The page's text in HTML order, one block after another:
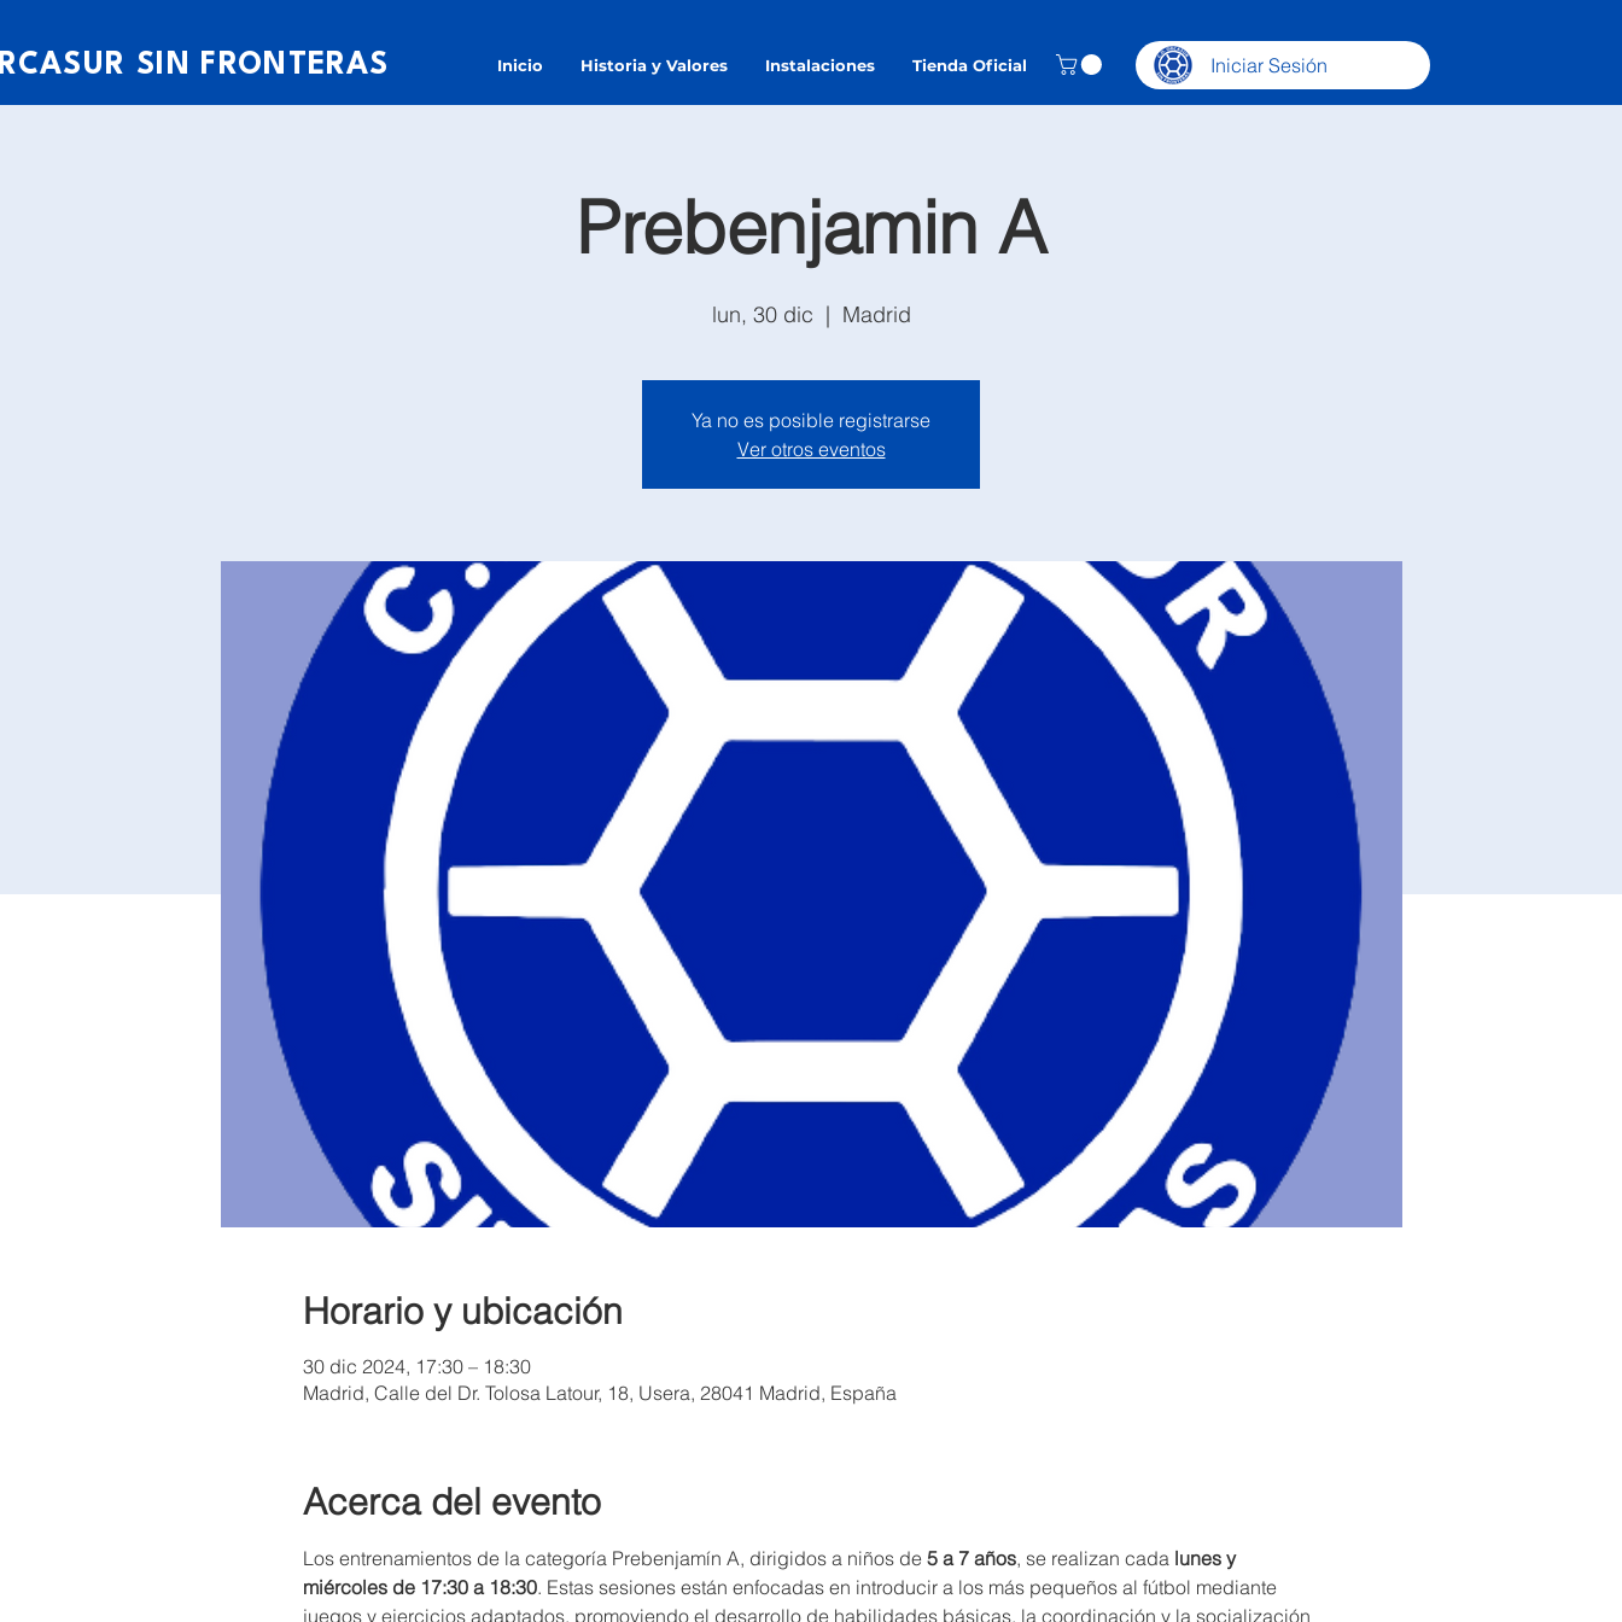
SIN FRONTERAS Inicio Historia y Valores Instalaciones Tienda Oficial Iniciar Sesión
Prebenjamin A
lun, 30 dic
  |
Madrid
Ya no es posible registrarse
Ver otros eventos
Horario y ubicación
30 dic 2024, 17:30 – 18:30
Madrid, Calle del Dr. Tolosa Latour, 18, Usera, 28041 Madrid, España
Acerca del evento
Los entrenamientos de la categoría Prebenjamín A, dirigidos a niños de 5 a 7 años, se realizan cada lunes y
miércoles de 17:30 a 18:30. Estas sesiones están enfocadas en introducir a los más pequeños al fútbol mediante
juegos y ejercicios adaptados, promoviendo el desarrollo de habilidades básicas, la coordinación y la socialización